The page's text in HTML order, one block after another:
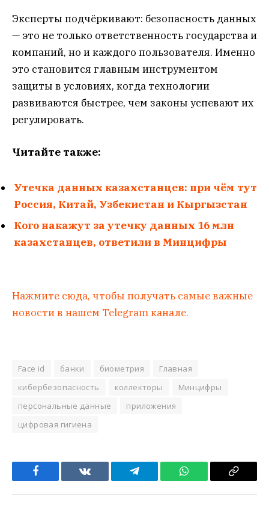
Эксперты подчёркивают: безопасность данных
— это не только ответственность государства и
компаний, но и каждого пользователя. Именно
это становится главным инструментом
защиты в условиях, когда технологии
развиваются быстрее, чем законы успевают их
регулировать.
Читайте также:
Утечка данных казахстанцев: при чём тут
Россия, Китай, Узбекистан и Кыргызстан
Кого накажут за утечку данных 16 млн
казахстанцев, ответили в Минцифры
Нажмите сюда, чтобы получать самые важные
новости в нашем Telegram канале.
Face id банки биометрия
Главная
кибербезопасность
коллекторы
Минцифры
персональные данные
приложения
цифровая гигиена
Facebook VKontakteTelegram WhatsApp Copy